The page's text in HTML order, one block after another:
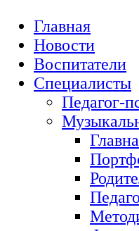
Главная
Новости
Воспитатели
Специалисты
Педагог-